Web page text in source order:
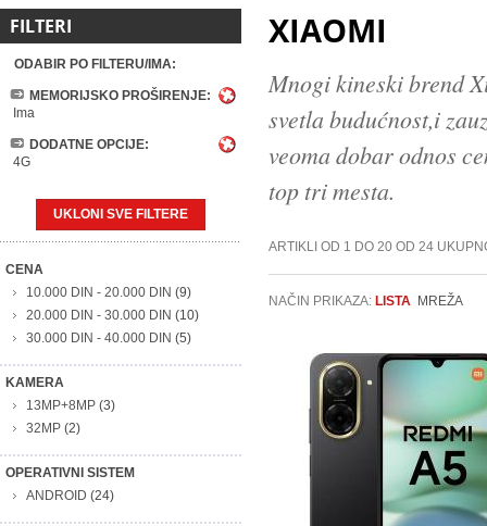
FILTERI
ODABIR PO FILTERU/IMA:
MEMORIJSKO PROŠIRENJE:
Ima
DODATNE OPCIJE:
4G
UKLONI SVE FILTERE
CENA
10.000 DIN - 20.000 DIN (9)
20.000 DIN - 30.000 DIN (10)
30.000 DIN - 40.000 DIN (5)
KAMERA
13MP+8MP (3)
32MP (2)
OPERATIVNI SISTEM
ANDROID (24)
XIAOMI
Mnogi kineski brend
svetla budućnost,i
veoma dobar odnos
top tri mesta.
ARTIKLI OD 1 DO 20 OD 24
NAČIN PRIKAZA: LISTA MREŽA